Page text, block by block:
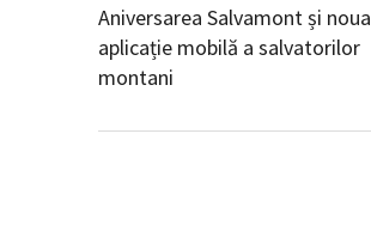
Aniversarea Salvamont și noua
aplicație mobilă a salvatorilor
montani